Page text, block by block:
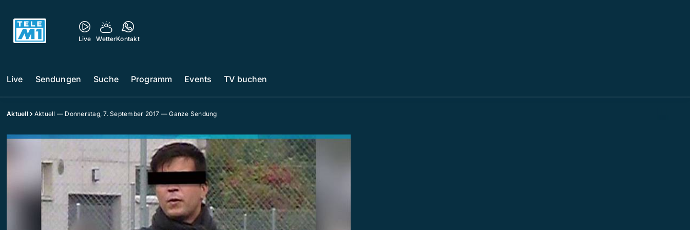
Live WetterKontakt
Live Sendungen Suche Programm Events TV buchen
Aktuell Aktuell — Donnerstag, 7. September 2017 — Ganze Sendung